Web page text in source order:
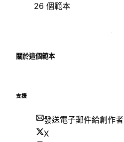
26 個範本
關於這個範本
支援
發送電子郵件給創作者
X